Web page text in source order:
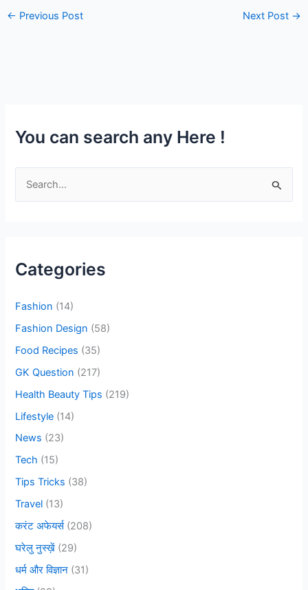
← Previous Post Next Post →
You can search any Here !
h
r
:
Categories
Fashion (14)
Fashion Design (58)
Food Recipes (35)
GK Question (217)
Health Beauty Tips (219)
Lifestyle (14)
News (23)
Tech (15)
Tips Tricks (38)
Travel (13)
करंट अफेयर्स(208)
घरेलु नुस्ख़ें (29)
धर्म और विज्ञान (31)